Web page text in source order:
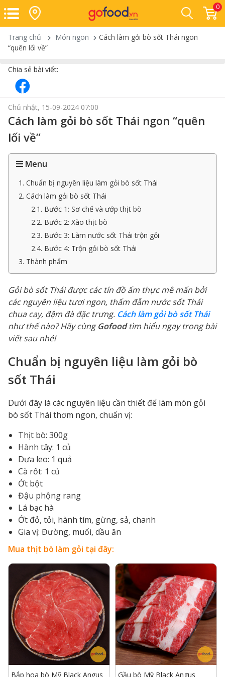
0
Trang chủ Món ngon
Cách làm gỏi bò sốt Thái ngon
“quên lối về”
Chia sẻ bài viết:
Chủ nhật, 15-09-2024 07:00
Cách làm gỏi bò sốt Thái ngon “quên
lối về”
Menu
1. Chuẩn bị nguyên liệu làm gỏi bò sốt Thái
2. Cách làm gỏi bò sốt Thái
2.1. Bước 1: Sơ chế và ướp thịt bò
2.2. Bước 2: Xào thịt bò
2.3. Bước 3: Làm nước sốt Thái trộn gỏi
2.4. Bước 4: Trộn gỏi bò sốt Thái
3. Thành phẩm
Gỏi bò sốt Thái được các tín đồ ẩm thực mê mẩn bởi
các nguyên liệu tươi ngon, thấm đẫm nước sốt Thái
chua cay, đậm đà đặc trưng. Cách làm gỏi bò sốt Thái
như thế nào? Hãy cùngGofoodtìm hiểu ngay trong bài
viết sau nhé!
Chuẩn bị nguyên liệu làm gỏi bò
sốt Thái
Dưới đây là các nguyên liệu cần thiết để làm món gỏi
bò sốt Thái thơm ngon, chuẩn vị:
Thịt bò: 300g
Hành tây: 1 củ
Dưa leo: 1 quả
Cà rốt: 1 củ
Ớt bột
Đậu phộng rang
Lá bạc hà
Ớt đỏ, tỏi, hành tím, gừng, sả, chanh
Gia vị: Đường, muối, dầu ăn
Mua thịt bò làm gỏi tại đây:
Bắp hoa bò Mỹ Black Angus
Gầu bò Mỹ Black Angus